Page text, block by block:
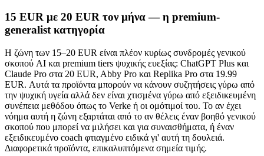
15 EUR με 20 EUR τον μήνα — η premium-
generalist κατηγορία
Η ζώνη των 15–20 EUR είναι πλέον κυρίως συνδρομές γενικού
σκοπού AI και premium tiers ψυχικής ευεξίας: ChatGPT Plus και
Claude Pro στα 20 EUR, Abby Pro και Replika Pro στα 19.99
EUR. Αυτά τα προϊόντα μπορούν να κάνουν συζητήσεις γύρω από
την ψυχική υγεία αλλά δεν είναι χτισμένα γύρω από εξειδικευμένη
συνέπεια μεθόδου όπως το Verke ή οι ομότιμοί του. Το αν έχει
νόημα αυτή η ζώνη εξαρτάται από το αν θέλεις έναν βοηθό γενικού
σκοπού που μπορεί να μιλήσει και για συναισθήματα, ή έναν
εξειδικευμένο coach φτιαγμένο ειδικά γι' αυτή τη δουλειά.
Διαφορετικά προϊόντα, επικαλυπτόμενα σημεία τιμής.